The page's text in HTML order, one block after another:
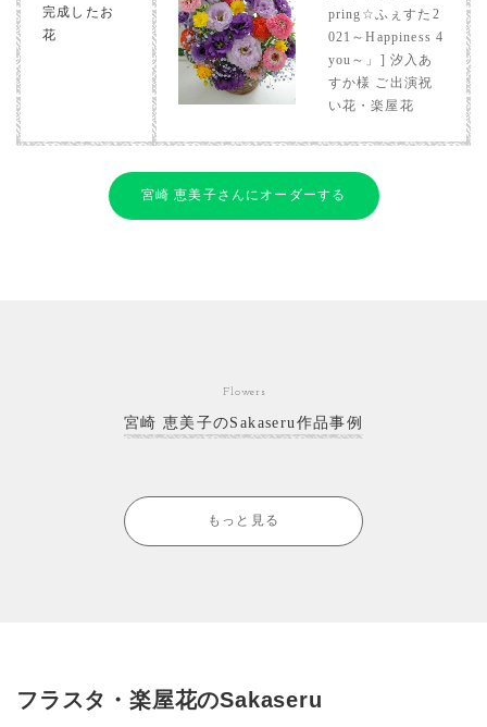
完成したお
花
pring☆ふぇすた2
021～Happiness 4
you～」] 汐入あ
すか様 ご出演祝
い花・楽屋花
宮崎 恵美子さんにオーダーする
Flowers
宮崎 恵美子のSakaseru作品事例
もっと見る
フラスタ・楽屋花のSakaseru